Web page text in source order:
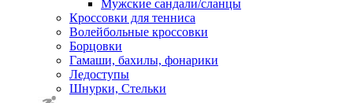
Мужские сандали/сланцы
Кроссовки для тенниса
Волейбольные кроссовки
Борцовки
Гамаши, бахилы, фонарики
Ледоступы
Шнурки, Стельки